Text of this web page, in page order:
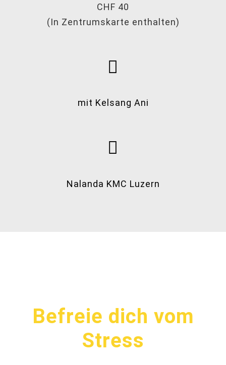
CHF 40
(In Zentrumskarte enthalten)
mit Kelsang Ani
Nalanda KMC Luzern
Befreie dich vom
Stress